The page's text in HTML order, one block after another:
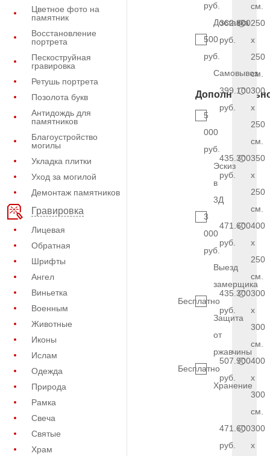
Цветное фото на
памятник
Восстановление
портрета
Пескоструйная
гравировка
Ретушь портрета
Позолота букв
Антидождь для
памятников
Благоустройство
могилы
Укладка плитки
Уход за могилой
Демонтаж памятников
Гравировка
Лицевая
Обратная
Шрифты
Ангел
Виньетка
Военным
Животные
Иконы
Ислам
Одежда
Природа
Рамка
Свеча
Святые
Храм
руб.
Доставка
500
руб.
Самовывоз
5
000
руб.
Эскиз
в
3Д
3
000
руб.
Выезд
замерщика
Бесплатно
Защита
от
ржавчины
Бесплатно
Хранение
см.
362.800
руб.
250
x
250
см.
399.100
руб.
300
x
250
см.
435.300
руб.
350
x
250
см.
471.600
руб.
400
x
250
см.
435.300
руб.
300
x
300
см.
507.900
руб.
400
x
300
см.
471.600
руб.
300
x